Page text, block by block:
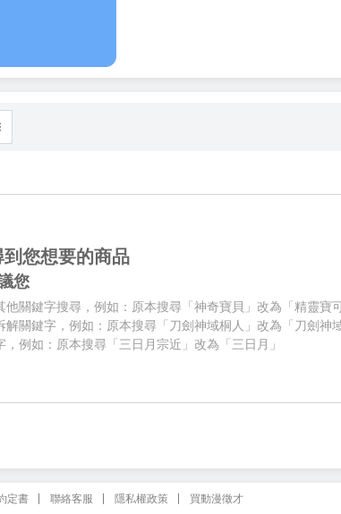
您想要的商品
您
他關鍵字搜尋，例如：原本搜尋「神奇寶貝」改為「精靈寶可
解關鍵字，例如：原本搜尋「刀劍神域桐人」改為「刀劍神
，例如：原本搜尋「三日月宗近」改為「三日月」
定書 聯絡客服 隱私權政策 買動漫徵才